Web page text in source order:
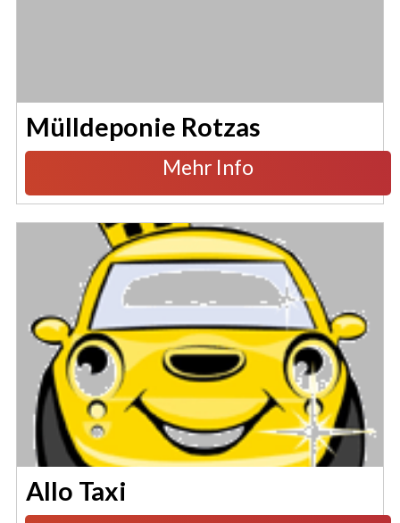
Mülldeponie Rotzas
Mehr Info
Allo Taxi